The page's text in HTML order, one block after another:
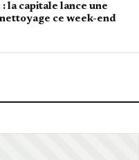
la capitale lance une
ce week-end